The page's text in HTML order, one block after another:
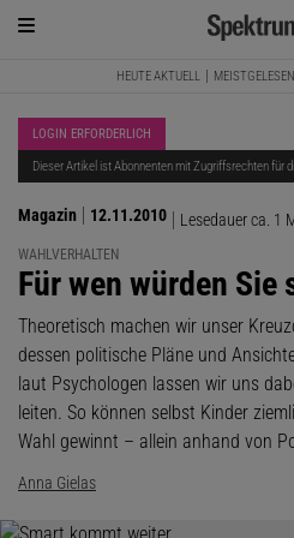
HEUTE AKTUELL MEISTGELESEN
LOGIN ERFORDERLICH
Dieser Artikel ist Abonnenten mit Zugriffsrechten für
Magazin 12.11.2010 Lesedauer ca. 1
WAHLVERHALTEN
:
Für wen würden Sie
Theoretisch machen wir unser
dessen politische Pläne und
laut Psychologen lassen wir uns
leiten. So können selbst Kinder
Wahl gewinnt – allein anhand von
Anna Gielas